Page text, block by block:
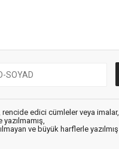
edici cümleler veya imalar,
ve büyük harflerle